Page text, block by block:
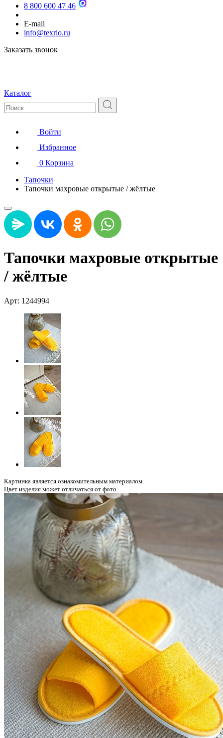
8 800 600 47 46
E-mail
info@texrio.ru
Заказать звонок
Каталог
Войти
Избранное
0 Корзина
Тапочки
Тапочки махровые открытые / жёлтые
Тапочки махровые открытые
/ жёлтые
Арт: 1244994
Картинка является ознакомительным материалом.
Цвет изделия может отличаться от фото.